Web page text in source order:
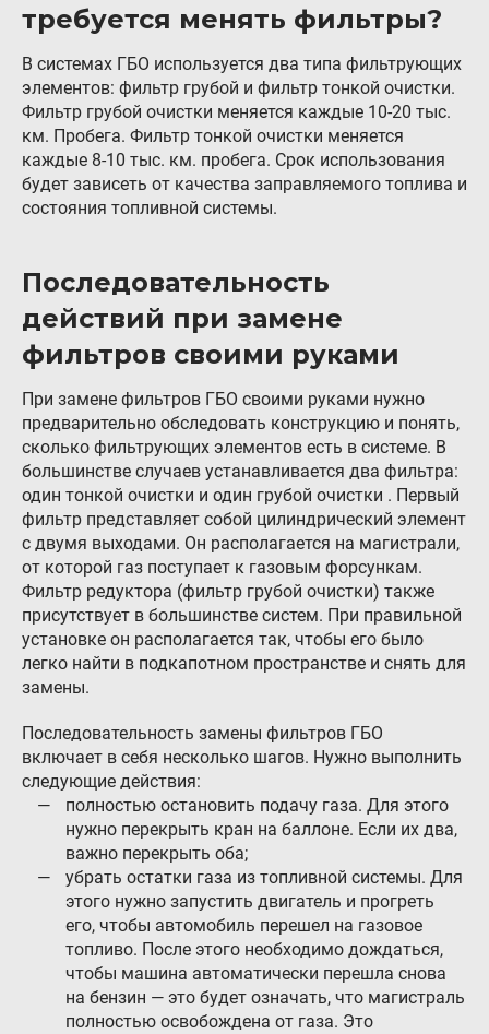
Форум ALPHA
Блог
Контакты
8 (800) 777-08-01
пн-пт: с 09:00 до 17:00
info@intergasservice.ru
Подпишитесь на нашу рассылку:
Email
Подписаться
требуется менять фильтры?
В системах ГБО используется два типа фильтрующих
элементов: фильтр грубой и фильтр тонкой очистки.
Фильтр грубой очистки меняется каждые 10-20 тыс.
км. Пробега. Фильтр тонкой очистки меняется
каждые 8-10 тыс. км. пробега. Срок использования
будет зависеть от качества заправляемого топлива и
состояния топливной системы.
Последовательность
действий при замене
фильтров своими руками
При замене фильтров ГБО своими руками нужно
предварительно обследовать конструкцию и понять,
сколько фильтрующих элементов есть в системе. В
большинстве случаев устанавливается два фильтра:
один тонкой очистки и один грубой очистки . Первый
фильтр представляет собой цилиндрический элемент
с двумя выходами. Он располагается на магистрали,
от которой газ поступает к газовым форсункам.
Фильтр редуктора (фильтр грубой очистки) также
присутствует в большинстве систем. При правильной
установке он располагается так, чтобы его было
легко найти в подкапотном пространстве и снять для
замены.
Последовательность замены фильтров ГБО
включает в себя несколько шагов. Нужно выполнить
следующие действия:
полностью остановить подачу газа. Для этого
нужно перекрыть кран на баллоне. Если их два,
важно перекрыть оба;
убрать остатки газа из топливной системы. Для
этого нужно запустить двигатель и прогреть
его, чтобы автомобиль перешел на газовое
топливо. После этого необходимо дождаться,
чтобы машина автоматически перешла снова
на бензин — это будет означать, что магистраль
полностью освобождена от газа. Это